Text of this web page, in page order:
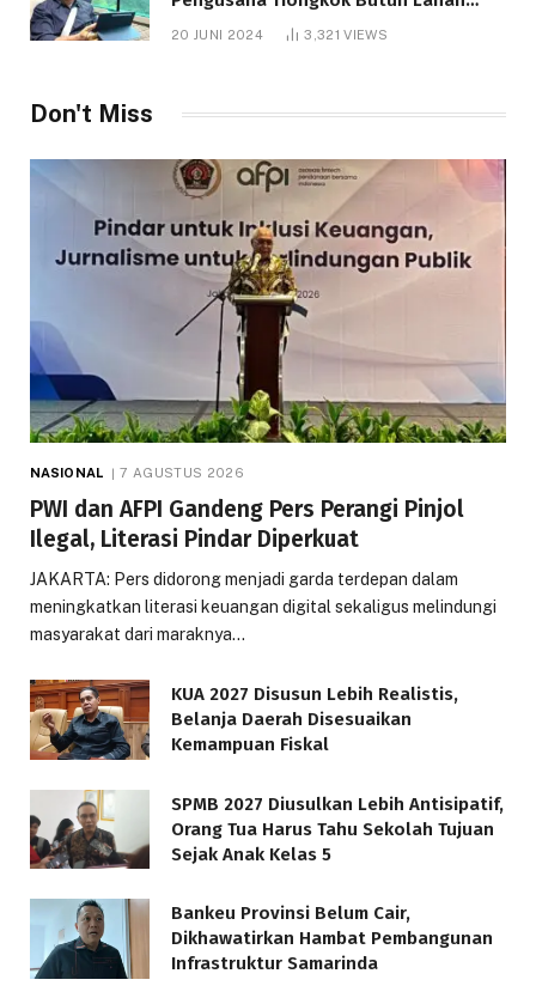
1.000 Hektare
20 JUNI 2024 3,321VIEWS
Don't Miss
NASIONAL 7 AGUSTUS 2026
PWI dan AFPI Gandeng Pers Perangi Pinjol
Ilegal, Literasi Pindar Diperkuat
JAKARTA: Pers didorong menjadi garda terdepan dalam
meningkatkan literasi keuangan digital sekaligus melindungi
masyarakat dari maraknya…
KUA 2027 Disusun Lebih Realistis,
Belanja Daerah Disesuaikan
Kemampuan Fiskal
SPMB 2027 Diusulkan Lebih Antisipatif,
Orang Tua Harus Tahu Sekolah Tujuan
Sejak Anak Kelas 5
Bankeu Provinsi Belum Cair,
Dikhawatirkan Hambat Pembangunan
Infrastruktur Samarinda